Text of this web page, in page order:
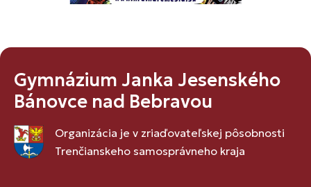
Gymnázium Janka Jesenského
Bánovce nad Bebravou
Organizácia je v zriaďovateľskej pôsobnosti
Trenčianskeho samosprávneho kraja